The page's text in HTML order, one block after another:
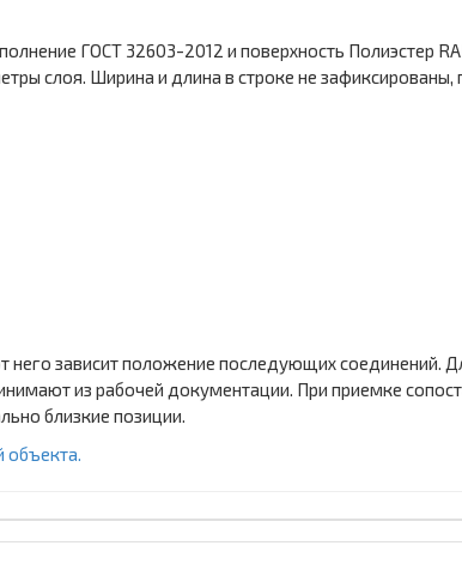
ГОСТ 32603-2012 и поверхность Полиэстер
слоя. Ширина и длина в строке не зафиксированы,
него зависит положение последующих соединений.
из рабочей документации. При приемке
близкие позиции.
объекта.